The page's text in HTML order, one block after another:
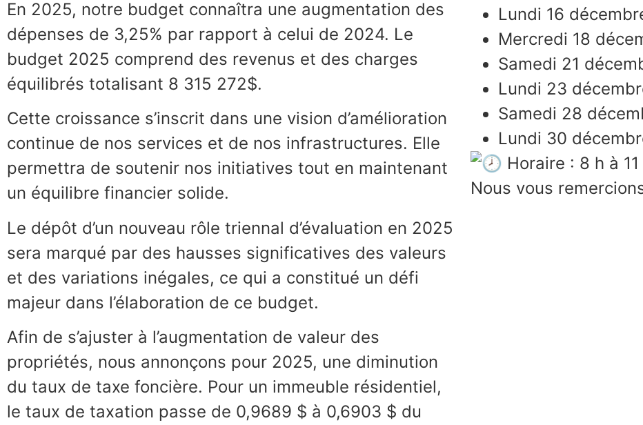
En 2025, notre budget connaîtra une augmentation des
dépenses de 3,25% par rapport à celui de 2024. Le
budget 2025 comprend des revenus et des charges
équilibrés totalisant 8 315 272$.
Cette croissance s’inscrit dans une vision d’amélioration
continue de nos services et de nos infrastructures. Elle
permettra de soutenir nos initiatives tout en maintenant
un équilibre financier solide.
Le dépôt d’un nouveau rôle triennal d’évaluation en 2025
sera marqué par des hausses significatives des valeurs
et des variations inégales, ce qui a constitué un défi
majeur dans l’élaboration de ce budget.
Afin de s’ajuster à l’augmentation de valeur des
propriétés, nous annonçons pour 2025, une diminution
du taux de taxe foncière. Pour un immeuble résidentiel,
le taux de taxation passe de 0,9689 $ à 0,6903 $ du
Lundi 16
Mercredi 18
Samedi 21
Lundi 23
Samedi 28
Lundi 30
Horaire : 8 h à
Nous vous